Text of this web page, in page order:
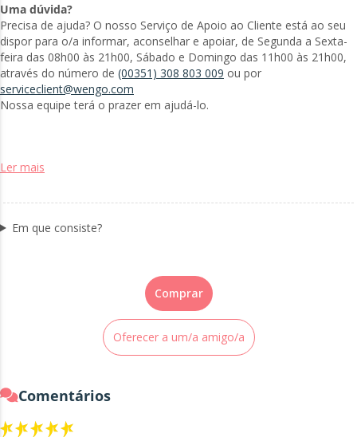
Uma dúvida?
Precisa de ajuda? O nosso Serviço de Apoio ao Cliente está ao seu
dispor para o/a informar, aconselhar e apoiar, de Segunda a Sexta-
feira das 08h00 às 21h00, Sábado e Domingo das 11h00 às 21h00,
através do número de (00351) 308 803 009 ou por
serviceclient@wengo.com
Nossa equipe terá o prazer em ajudá-lo.
Ler mais
Em que consiste?
Comprar
Oferecer a um/a amigo/a
Comentários